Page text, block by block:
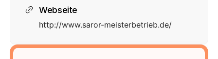
Webseite
http://www.saror-meisterbetrieb.de/